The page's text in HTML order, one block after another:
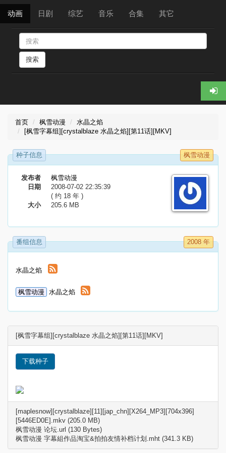
动画 日剧 综艺 音乐 合集 其它
搜索
首页 枫雪动漫
水晶之焰
[枫雪字幕组][crystalblaze 水晶之焰][第11话][MKV]
种子信息 枫雪动漫
发布者
枫雪动漫
日期
2008-07-02 22:35:39
( 约 18 年 )
大小
205.6 MB
番组信息 2008 年
水晶之焰
枫雪动漫 水晶之焰
[枫雪字幕组][crystalblaze 水晶之焰][第11话][MKV]
下载种子
[maplesnow][crystalblaze][11][jap_chn][X264_MP3][704x396]
[5446ED0E].mkv (205.0 MB)
枫雪动漫 论坛.url (130 Bytes)
枫雪动漫 字幕組作品淘宝&拍拍友情补档计划.mht (341.3 KB)